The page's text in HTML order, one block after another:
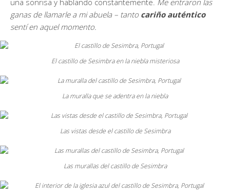
ganas de llamarle a mi abuela – tanto cariño auténtico
sentí en aquel momento.
El castillo de Sesimbra en la niebla misteriosa
La muralla que se adentra en la niebla
Las vistas desde el castillo de Sesimbra
Las murallas del castillo de Sesimbra